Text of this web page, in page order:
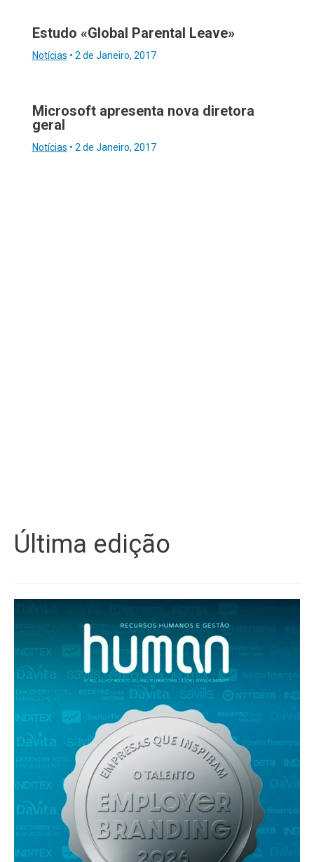
Estudo «Global Parental Leave»
Notícias • 2 de Janeiro, 2017
Microsoft apresenta nova diretora
geral
Notícias • 2 de Janeiro, 2017
Última edição